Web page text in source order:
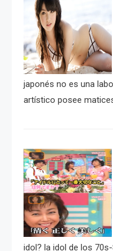
japonés no es una
artístico posee
idol? la idol de los